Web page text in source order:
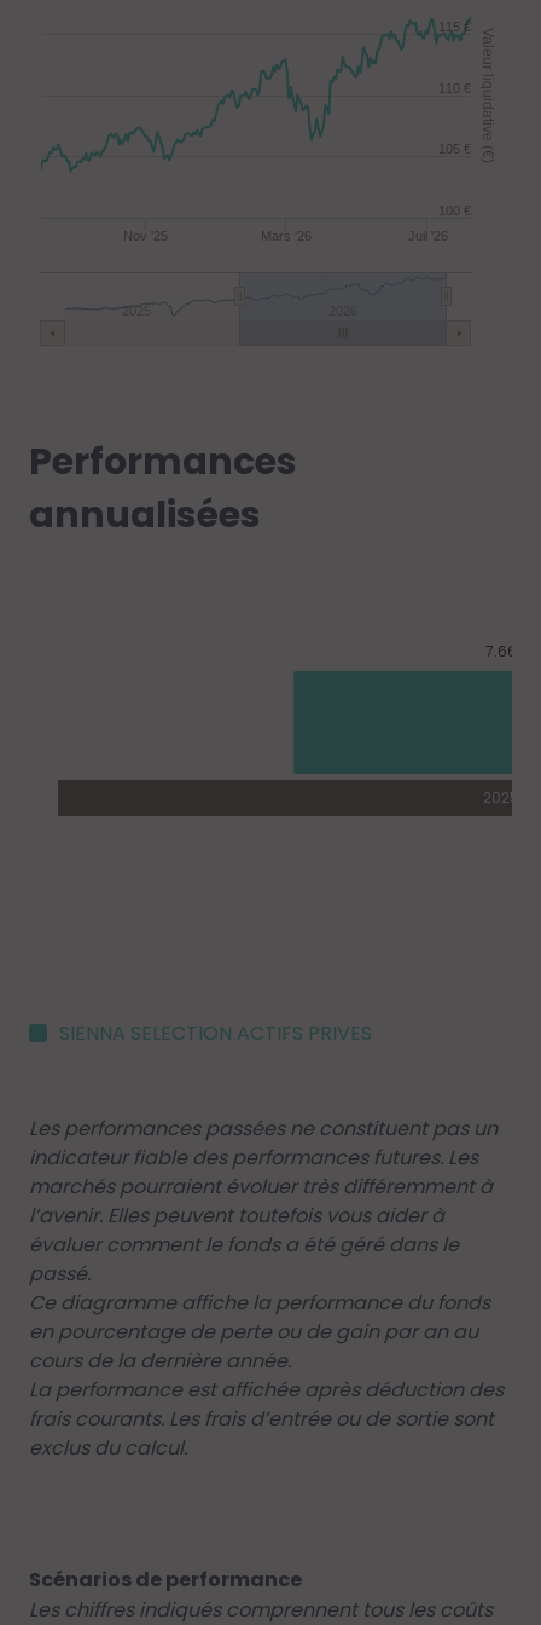
Valeur liquidative (€)
Nov '25 Mars '26 Juil '26
2025
100 €
105 €
110 €
115 €
Performances
annualisées
SIENNA SELECTION ACTIFS PRIVES
Les performances passées ne constituent pas un
indicateur fiable des performances futures. Les
marchés pourraient évoluer très différemment à
l’avenir. Elles peuvent toutefois vous aider à
évaluer comment le fonds a été géré dans le
passé.
Ce diagramme affiche la performance du fonds
en pourcentage de perte ou de gain par an au
cours de la dernière année.
La performance est affichée après déduction des
frais courants. Les frais d’entrée ou de sortie sont
exclus du calcul.
Scénarios de performance
Les chiffres indiqués comprennent tous les coûts